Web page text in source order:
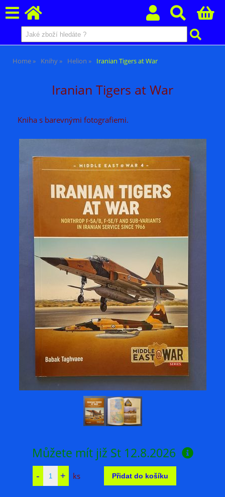
Home Knihy Helion Iranian Tigers at War
Iranian Tigers at War
Kniha s barevnými fotografiemi.
Můžete mít již St 12.8.2026
ks